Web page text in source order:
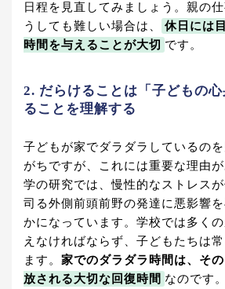
日程を見直してみましょう。親の
うしても難しい場合は、
休日には
時間を与えることが大切 です。
2. だらけることは「子どもの
ることを理解する
子どもが家でダラダラしているの
がちですが、これには重要な理由
学の研究では、慢性的なストレス
司る外側前頭前野の発達に悪影響
かになっています。学校では多く
えなければならず、子どもたちは
ます。 家でのダラダラ時間は、そ
放される大切な回復時間 なのです